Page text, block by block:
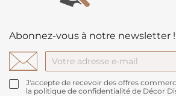
Abonnez-vous à notre newsletter !
J'accepte de recevoir des offres
la politique de confidentialité de Décor